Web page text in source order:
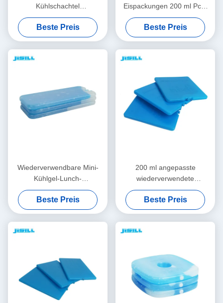
Kühlschachtel
Eispackungen,
Gefrierschachtel
Kühlpackungen 19*19*1cm
Größe Für Lebensmittel
Beste Preis
Eispackungen 200 ml Pcm
Gel Nahrung Frisch halten
16,5*10*2cm Größe Für
Lebensmittel Gefriert
Beste Preis
Wiederverwendbare Mini-
Kühlgel-Lunch-
Eispackungen Langlebige
Gefrierpackungen für
gefrorene Lebensmittel
Beste Preis
200 ml angepasste
wiederverwendete
Mittagessen Eispackungen
Gel Kühlplatte für Zuhause
Für Lebensmittel Gefroren
Beste Preis